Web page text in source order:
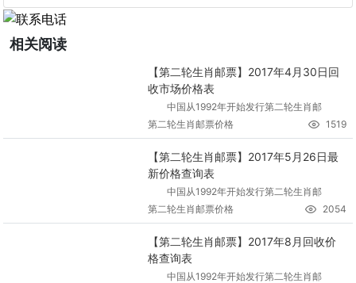
相关阅读
【第二轮生肖邮票】2017年4月30日回
收市场价格表
中国从1992年开始发行第二轮生肖邮
第二轮生肖邮票价格
1519
【第二轮生肖邮票】2017年5月26日最
新价格查询表
中国从1992年开始发行第二轮生肖邮
第二轮生肖邮票价格
2054
【第二轮生肖邮票】2017年8月回收价
格查询表
中国从1992年开始发行第二轮生肖邮